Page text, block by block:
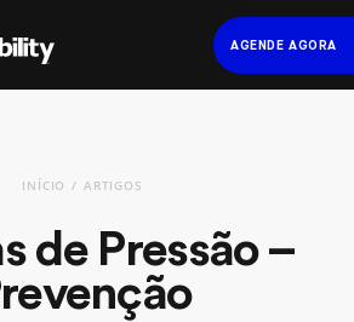
AGENDE AGORA
INÍCIO ARTIGOS
de Pressão –